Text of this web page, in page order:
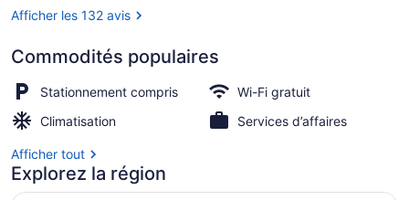
Afficher les 132 avis
Commodités populaires
Stationnement compris
Wi-Fi gratuit
Climatisation
Services d’affaires
Afficher tout
Explorez la région